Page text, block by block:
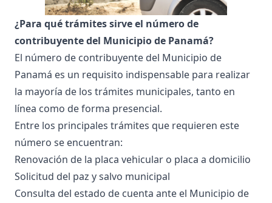
¿Para qué trámites sirve el número de
contribuyente del Municipio de Panamá?
El número de contribuyente del Municipio de
Panamá es un requisito indispensable para realizar
la mayoría de los trámites municipales, tanto en
línea como de forma presencial.
Entre los principales trámites que requieren este
número se encuentran:
Renovación de la placa vehicular o placa a domicilio
Solicitud del paz y salvo municipal
Consulta del estado de cuenta ante el Municipio de